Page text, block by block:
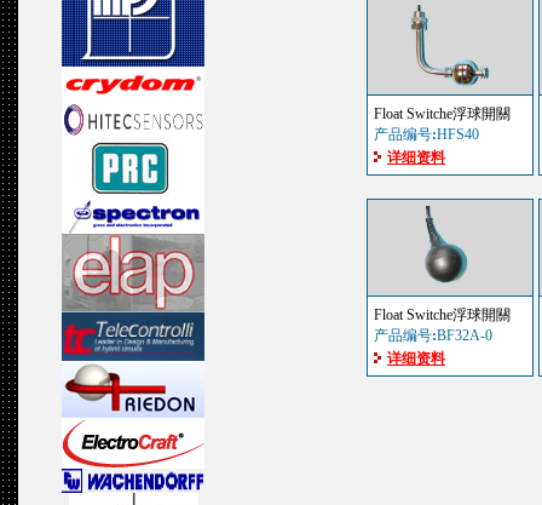
Float Switche浮球開關
产品编号:HFS40
详细资料
Float Switche浮球開關
产品编号:BF32A-0
详细资料